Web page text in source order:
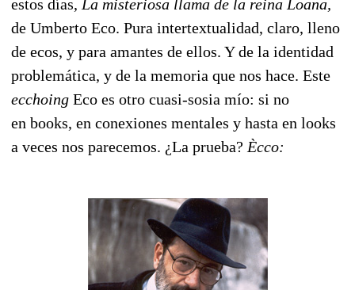
estos días, La misteriosa llama de la reina Loana,
de Umberto Eco. Pura intertextualidad, claro, lleno
de ecos, y para amantes de ellos. Y de la identidad
problemática, y de la memoria que nos hace. Este
ecchoing Eco es otro cuasi-sosia mío: si no
en books, en conexiones mentales y hasta en looks
a veces nos parecemos. ¿La prueba? Ècco: